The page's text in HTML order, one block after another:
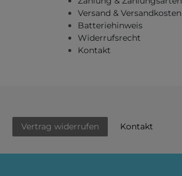
Versand & Versandkosten
Batteriehinweis
Widerrufsrecht
Kontakt
Vertrag widerrufen Kontakt